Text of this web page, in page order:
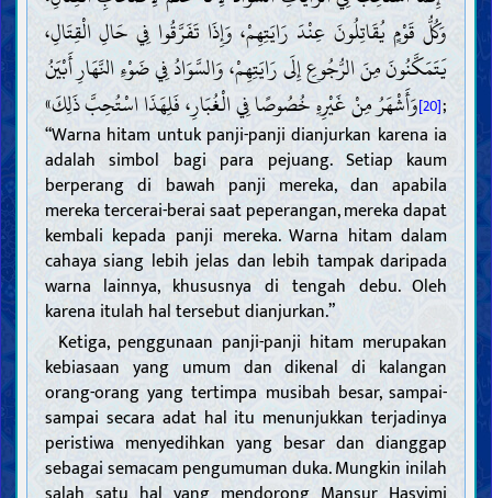
وَكُلُّ قَوْمٍ يُقَاتِلُونَ عِنْدَ رَايَتِهِمْ، وَإِذَا تَفَرَّقُوا فِي حَالِ الْقِتَالِ،
يَتَمَكَّنُونَ مِنَ الرُّجُوعِ إِلَى رَايَتِهِمْ، وَالسَّوَادُ فِي ضَوْءِ النَّهَارِ أَبْيَنُ
وَأَشْهَرُ مِنْ غَيْرِهِ خُصُوصًا فِي الْغُبَارِ، فَلِهَذَا اسْتُحِبَّ ذَلِكَ»[20];
“Warna hitam untuk panji-panji dianjurkan karena ia
adalah simbol bagi para pejuang. Setiap kaum
berperang di bawah panji mereka, dan apabila
mereka tercerai-berai saat peperangan, mereka dapat
kembali kepada panji mereka. Warna hitam dalam
cahaya siang lebih jelas dan lebih tampak daripada
warna lainnya, khususnya di tengah debu. Oleh
karena itulah hal tersebut dianjurkan.”
Ketiga, penggunaan panji-panji hitam merupakan
kebiasaan yang umum dan dikenal di kalangan
orang-orang yang tertimpa musibah besar, sampai-
sampai secara adat hal itu menunjukkan terjadinya
peristiwa menyedihkan yang besar dan dianggap
sebagai semacam pengumuman duka. Mungkin inilah